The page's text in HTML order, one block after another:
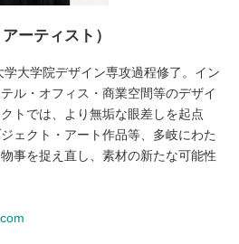
ーティスト）
大学院デザイン専攻過程修了。イン
ル・オフィス・商業空間等のデザイ
トでは、より無垢な眼差しを起点
ェクト・アート作品等、多岐にわた
事を捉え直し、素材の新たな可能性